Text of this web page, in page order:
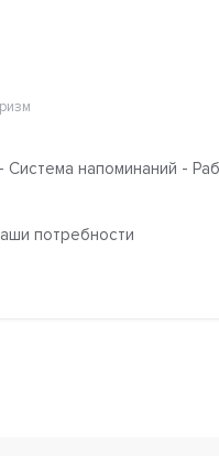
напоминаний -
потребности